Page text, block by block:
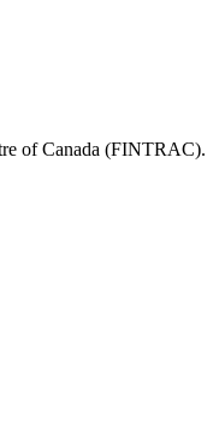
of Canada (FINTRAC).